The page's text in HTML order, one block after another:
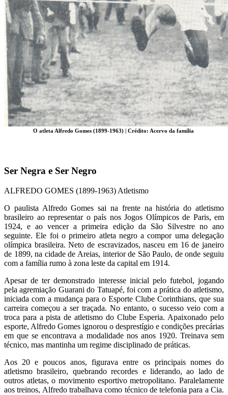
O atleta Alfredo Gomes (1899-1963) | Crédito: Acervo da família
Ser Negra e Ser Negro
ALFREDO GOMES (1899-1963) Atletismo
O paulista Alfredo Gomes sai na frente na história do atletismo
brasileiro ao representar o país nos Jogos Olímpicos de Paris, em
1924, e ao vencer a primeira edição da São Silvestre no ano
seguinte. Ele foi o primeiro atleta negro a compor uma delegação
olímpica brasileira. Neto de escravizados, nasceu em 16 de janeiro
de 1899, na cidade de Areias, interior de São Paulo, de onde seguiu
com a família rumo à zona leste da capital em 1914.
Apesar de ter demonstrado interesse inicial pelo futebol, jogando
pela agremiação Guarani do Tatuapé, foi com a prática do atletismo,
iniciada com a mudança para o Esporte Clube Corinthians, que sua
carreira começou a ser traçada. No entanto, o sucesso veio com a
troca para a pista de atletismo do Clube Esperia. Apaixonado pelo
esporte, Alfredo Gomes ignorou o desprestígio e condições precárias
em que se encontrava a modalidade nos anos 1920. Treinava sem
técnico, mas mantinha um regime disciplinado de práticas.
Aos 20 e poucos anos, figurava entre os principais nomes do
atletismo brasileiro, quebrando recordes e liderando, ao lado de
outros atletas, o movimento esportivo metropolitano. Paralelamente
aos treinos, Alfredo trabalhava como técnico de telefonia para a Cia.